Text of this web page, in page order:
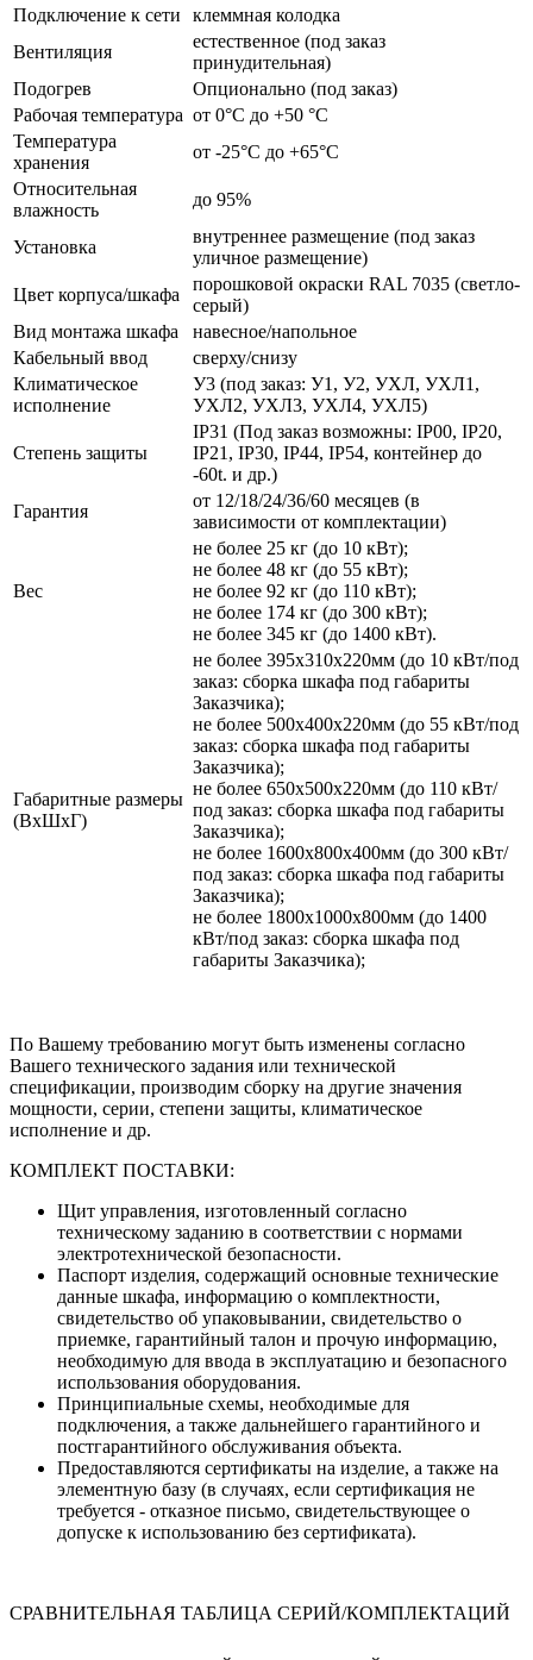
Подключение к сети
клеммная колодка
Вентиляция
естественное (под заказ
принудительная)
Подогрев
Опционально (под заказ)
Рабочая температура от 0°C до +50 °C
Температура
хранения
от -25°C до +65°C
Относительная
влажность
до 95%
Установка
внутреннее размещение (под заказ
уличное размещение)
Цвет корпуса/шкафа
порошковой окраски RAL 7035 (светло-
серый)
Вид монтажа шкафа
навесное/напольное
Кабельный ввод
сверху/снизу
Климатическое
исполнение
У3 (под заказ: У1, У2, УХЛ, УХЛ1,
УХЛ2, УХЛ3, УХЛ4, УХЛ5)
Степень защиты
IP31 (Под заказ возможны: IP00, IP20,
IP21, IP30, IP44, IP54, контейнер до
-60t. и др.)
Гарантия
от 12/18/24/36/60 месяцев (в
зависимости от комплектации)
Вес
не более 25 кг (до 10 кВт);
не более 48 кг (до 55 кВт);
не более 92 кг (до 110 кВт);
не более 174 кг (до 300 кВт);
не более 345 кг (до 1400 кВт).
Габаритные размеры
(ВхШхГ)
не более 395х310х220мм (до 10 кВт/под
заказ: сборка шкафа под габариты
Заказчика);
не более 500х400х220мм (до 55 кВт/под
заказ: сборка шкафа под габариты
Заказчика);
не более 650х500х220мм (до 110 кВт/
под заказ: сборка шкафа под габариты
Заказчика);
не более 1600х800х400мм (до 300 кВт/
под заказ: сборка шкафа под габариты
Заказчика);
не более 1800х1000х800мм (до 1400
кВт/под заказ: сборка шкафа под
габариты Заказчика);
По Вашему требованию могут быть изменены согласно
Вашего технического задания или технической
спецификации, производим сборку на другие значения
мощности, серии, степени защиты, климатическое
исполнение и др.
КОМПЛЕКТ ПОСТАВКИ:
Щит управления, изготовленный согласно
техническому заданию в соответствии с нормами
электротехнической безопасности.
Паспорт изделия, содержащий основные технические
данные шкафа, информацию о комплектности,
свидетельство об упаковывании, свидетельство о
приемке, гарантийный талон и прочую информацию,
необходимую для ввода в эксплуатацию и безопасного
использования оборудования.
Принципиальные схемы, необходимые для
подключения, а также дальнейшего гарантийного и
постгарантийного обслуживания объекта.
Предоставляются сертификаты на изделие, а также на
элементную базу (в случаях, если сертификация не
требуется - отказное письмо, свидетельствующее о
допуске к использованию без сертификата).
СРАВНИТЕЛЬНАЯ ТАБЛИЦА СЕРИЙ/КОМПЛЕКТАЦИЙ